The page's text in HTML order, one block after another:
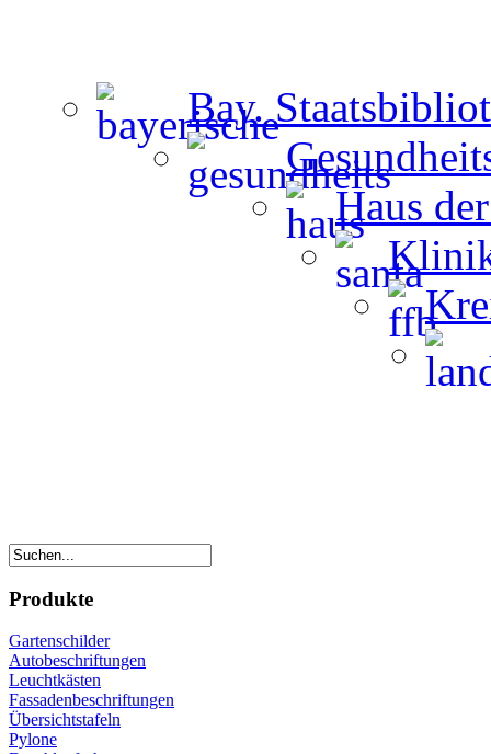
Bay.
Haus
Produkte
Gartenschilder
Autobeschriftungen
Leuchtkästen
Fassadenbeschriftungen
Übersichtstafeln
Pylone